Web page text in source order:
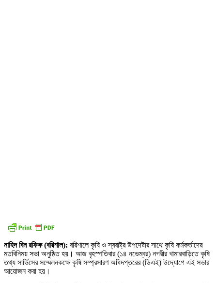
নাহিদ বিন রফিক (বরিশাল): বরিশালে কৃষি ও স্বরাষ্ট্র উপদেষ্টার সাথে কৃষি কর্মকর্তাদের
মতবিনিময় সভা অনুষ্ঠিত হয়। আজ বৃহস্পতিবার (১৪ নভেম্বর) নগরীর খামারবাড়িতে কৃষি
তথ্য সার্ভিসের সম্মেলনকক্ষে কৃষি সম্প্রসারণ অধিদপ্তরের (ডিএই) উদ্যোগে এই সভার
আয়োজন করা হয়।